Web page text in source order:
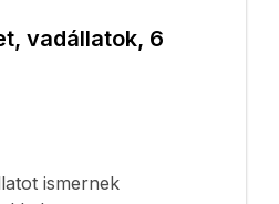
vadállatok, 6
ismernek